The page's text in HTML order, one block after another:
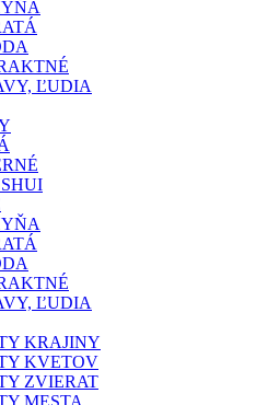
ĽUDIA
ĽUDIA
KRAJINY
KVETOV
ZVIERAT
MESTA